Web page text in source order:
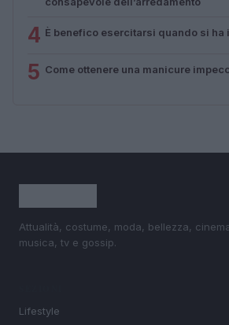
4 È benefico esercitarsi quando si ha
5 Come ottenere una manicure
Attualità, costume, moda, bellezza,
musica, tv e gossip.
Lifestyle